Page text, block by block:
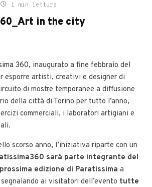
1 min lettura
in the city
360, inaugurato a fine febbraio del
esporre artisti, creativi e designer di
di mostre temporanee a diffusione
della città di Torino per tutto l’anno,
commerciali, i laboratori artigiani e
scorso anno, l’iniziativa riparte con un
sarà parte integrante del
edizione di Paratissima a
ai visitatori dell’evento tutte